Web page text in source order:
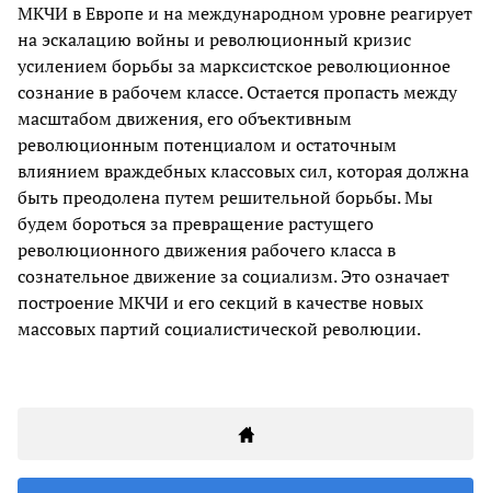
МКЧИ в Европе и на международном уровне реагирует
на эскалацию войны и революционный кризис
усилением борьбы за марксистское революционное
сознание в рабочем классе. Остается пропасть между
масштабом движения, его объективным
революционным потенциалом и остаточным
влиянием враждебных классовых сил, которая должна
быть преодолена путем решительной борьбы. Мы
будем бороться за превращение растущего
революционного движения рабочего класса в
сознательное движение за социализм. Это означает
построение МКЧИ и его секций в качестве новых
массовых партий социалистической революции.